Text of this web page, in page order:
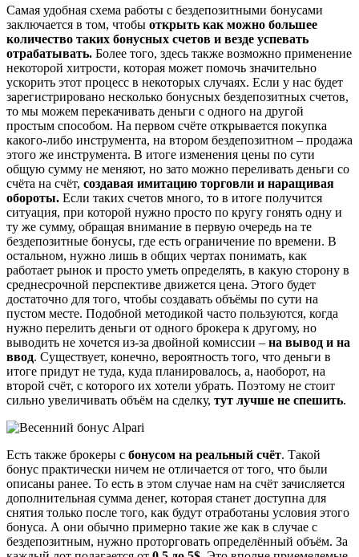
Самая удобная схема работы с бездепозитными бонусами
заключается в том, чтобы открыть как можно большее
количество таких бонусных счетов и везде успевать
отрабатывать. Более того, здесь также возможно применение
некоторой хитрости, которая может помочь значительно
ускорить этот процесс в некоторых случаях. Если у нас будет
зарегистрировано несколько бонусных бездепозитных счетов,
то мы можем перекачивать деньги с одного на другой
простым способом. На первом счёте открывается покупка
какого-либо инструмента, на втором бездепозитном – продажа
этого же инструмента. В итоге изменения цены по сути
общую сумму не меняют, но зато можно переливать деньги со
счёта на счёт, создавая имитацию торговли и наращивая
обороты. Если таких счетов много, то в итоге получится
ситуация, при которой нужно просто по кругу гонять одну и
ту же сумму, обращая внимание в первую очередь на те
бездепозитные бонусы, где есть ограничение по времени. В
остальном, нужно лишь в общих чертах понимать, как
работает рынок и просто уметь определять, в какую сторону в
среднесрочной перспективе движется цена. Этого будет
достаточно для того, чтобы создавать объёмы по сути на
пустом месте. Подобной методикой часто пользуются, когда
нужно перелить деньги от одного брокера к другому, но
выводить не хочется из-за двойной комиссии – на вывод и на
ввод. Существует, конечно, вероятность того, что деньги в
итоге придут не туда, куда планировалось, а, наоборот, на
второй счёт, с которого их хотели убрать. Поэтому не стоит
сильно увеличивать объём на сделку, тут лучше не спешить.
Есть также брокеры с бонусом на реальный счёт. Такой
бонус практически ничем не отличается от того, что были
описаны ранее. То есть в этом случае нам на счёт зачисляется
дополнительная сумма денег, которая станет доступна для
снятия только после того, как будут отработаны условия этого
бонуса. А они обычно примерно такие же как в случае с
бездепозитным, нужно проторговать определённый объём. За